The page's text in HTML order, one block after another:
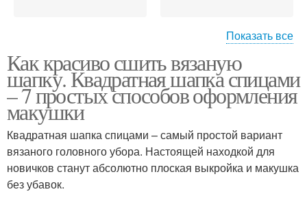
Шапка из трикотажа Трикотажные шапки
Шапки из трикотажа
Показать все
Как красиво сшить вязаную
шапку. Квадратная шапка спицами
– 7 простых способов оформления
макушки
Квадратная шапка спицами – самый простой вариант
вязаного головного убора. Настоящей находкой для
новичков станут абсолютно плоская выкройка и макушка
без убавок.